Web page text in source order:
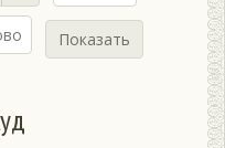
Показать